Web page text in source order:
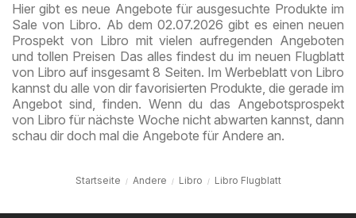
Hier gibt es neue Angebote für ausgesuchte Produkte im
Sale von Libro. Ab dem 02.07.2026 gibt es einen neuen
Prospekt von Libro mit vielen aufregenden Angeboten
und tollen Preisen Das alles findest du im neuen Flugblatt
von Libro auf insgesamt 8 Seiten. Im Werbeblatt von Libro
kannst du alle von dir favorisierten Produkte, die gerade im
Angebot sind, finden. Wenn du das Angebotsprospekt
von Libro für nächste Woche nicht abwarten kannst, dann
schau dir doch mal die Angebote für Andere an.
Startseite Andere Libro Libro Flugblatt